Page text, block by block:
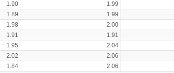
1.90 1.99
1.89 1.99
1.98 2.00
1.91 1.91
1.95 2.04
2.02 2.06
1.84 2.06